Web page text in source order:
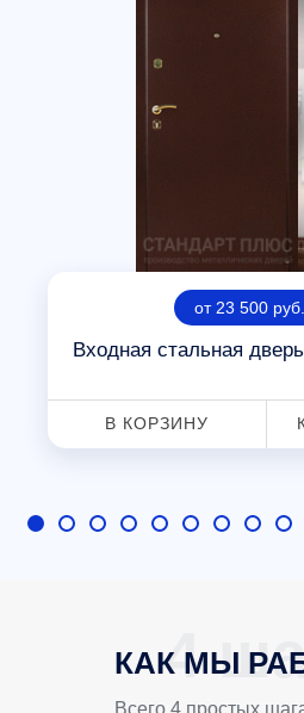
от 23 500 руб.
Входная стальная
В КОРЗИНУ
КАК МЫ
Всего 4 простых